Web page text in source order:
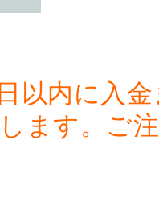
以内に入
ます。ご